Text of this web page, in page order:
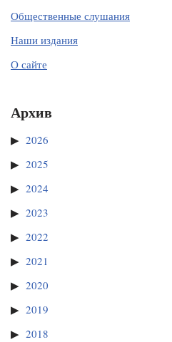
Общественные слушания
Наши издания
О сайте
Архив
2026
2025
2024
2023
2022
2021
2020
2019
2018